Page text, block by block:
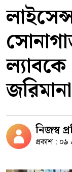
জরিমানা
নিজস্ব
প্রকাশ : ০৯